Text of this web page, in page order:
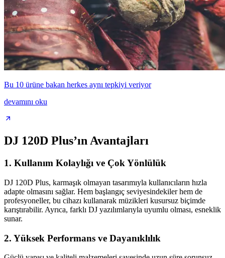
Bu 10 ürüne bakan herkes aynı tepkiyi veriyor
devamını oku
DJ 120D Plus’ın Avantajları
1. Kullanım Kolaylığı ve Çok Yönlülük
DJ 120D Plus, karmaşık olmayan tasarımıyla kullanıcıların hızla
adapte olmasını sağlar. Hem başlangıç seviyesindekiler hem de
profesyoneller, bu cihazı kullanarak müzikleri kusursuz biçimde
karıştırabilir. Ayrıca, farklı DJ yazılımlarıyla uyumlu olması, esneklik
sunar.
2. Yüksek Performans ve Dayanıklılık